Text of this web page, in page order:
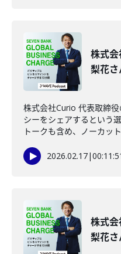
株式
梨花
株式会社Curio 代表取締
シーをシェアするという
トークも含め、ノーカッ
2026.02.17|
株式
梨花